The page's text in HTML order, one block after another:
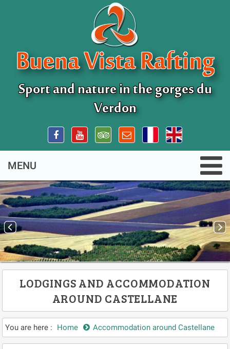
Buena Vista Rafting
Sport and nature in the gorges du
Verdon
LODGINGS AND ACCOMMODATION
AROUND CASTELLANE
You are here : Home Accommodation around Castellane